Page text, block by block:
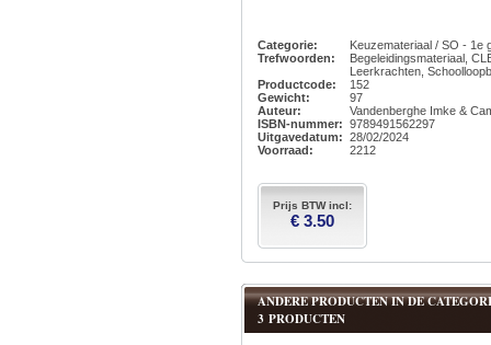
Categorie:
Keuzemateriaal / SO - 1e
Trefwoorden:
Begeleidingsmateriaal,
Leerkrachten,
Productcode:
152
Gewicht:
97
Auteur:
Vandenberghe Imke &
ISBN-nummer: 9789491562297
Uitgavedatum: 28/02/2024
Voorraad:
2212
Prijs BTW incl:
€ 3.50
ANDERE PRODUCTEN IN DE
3 PRODUCTEN